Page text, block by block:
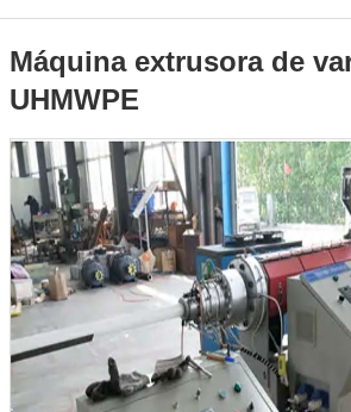
Máquina de extrusión uhmwpe varillas
varillas UHMWPE
Máquina extrusora de
UHMWPE